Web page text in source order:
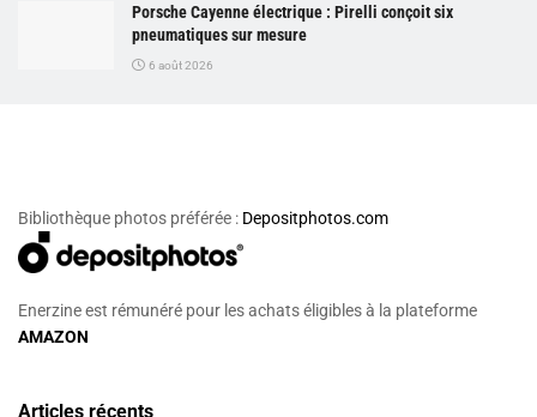
Porsche Cayenne électrique : Pirelli conçoit six
pneumatiques sur mesure
6 août 2026
Bibliothèque photos préférée : Depositphotos.com
Enerzine est rémunéré pour les achats éligibles à la plateforme
AMAZON
Articles récents